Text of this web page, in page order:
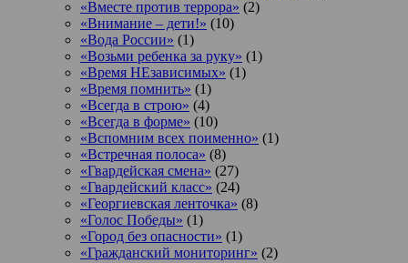
«Вместе против террора» (2)
«Внимание – дети!» (10)
«Вода России» (1)
«Возьми ребенка за руку» (1)
«Время НЕзависимых» (1)
«Время помнить» (1)
«Всегда в строю» (4)
«Всегда в форме» (10)
«Вспомним всех поименно» (1)
«Встречная полоса» (8)
«Гвардейская смена» (27)
«Гвардейский класс» (24)
«Георгиевская ленточка» (8)
«Голос Победы» (1)
«Город без опасности» (1)
«Гражданский мониторинг» (2)